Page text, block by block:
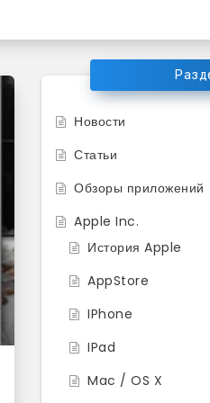
Новости
Статьи
Обзоры приложений
Apple Inc.
История Apple
AppStore
IPhone
IPad
Mac / OS X